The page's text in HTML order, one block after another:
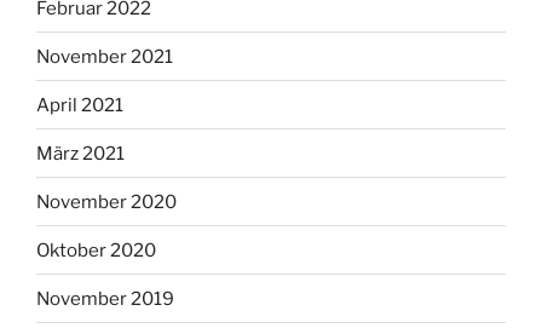
Februar 2022
November 2021
April 2021
März 2021
November 2020
Oktober 2020
November 2019